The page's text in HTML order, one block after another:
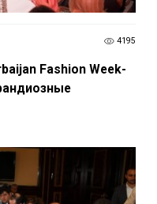
4195
Fashion Week-